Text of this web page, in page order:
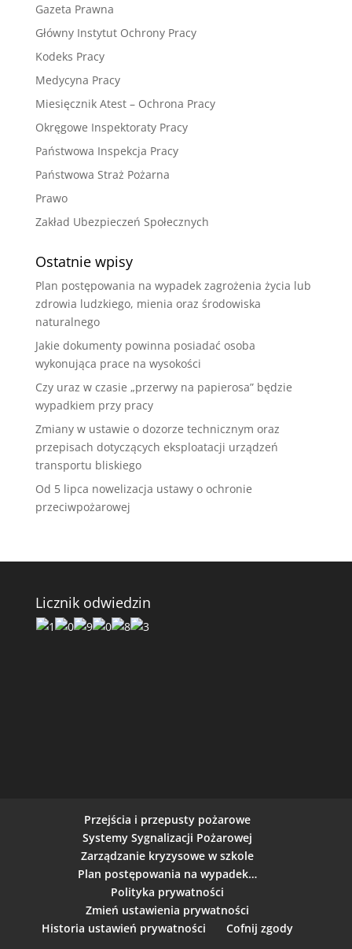
Gazeta Prawna
Główny Instytut Ochrony Pracy
Kodeks Pracy
Medycyna Pracy
Miesięcznik Atest – Ochrona Pracy
Okręgowe Inspektoraty Pracy
Państwowa Inspekcja Pracy
Państwowa Straż Pożarna
Prawo
Zakład Ubezpieczeń Społecznych
Ostatnie wpisy
Plan postępowania na wypadek zagrożenia życia lub
zdrowia ludzkiego, mienia oraz środowiska
naturalnego
Jakie dokumenty powinna posiadać osoba
wykonująca prace na wysokości
Czy uraz w czasie „przerwy na papierosa” będzie
wypadkiem przy pracy
Zmiany w ustawie o dozorze technicznym oraz
przepisach dotyczących eksploatacji urządzeń
transportu bliskiego
Od 5 lipca nowelizacja ustawy o ochronie
przeciwpożarowej
Licznik odwiedzin
Przejścia i przepusty pożarowe
Systemy Sygnalizacji Pożarowej
Zarządzanie kryzysowe w szkole
Plan postępowania na wypadek…
Polityka prywatności
Zmień ustawienia prywatności
Historia ustawień prywatności
Cofnij zgody